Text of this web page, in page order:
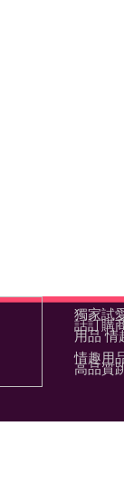
獨家試
話訂購
用品 情
情趣用
高品質